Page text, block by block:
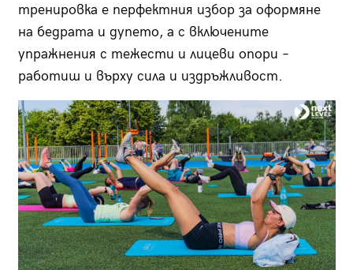
тренировка е перфектния избор за оформяне
на бедрата и дупето, а с включените
упражнения с тежести и лицеви опори –
работиш и върху сила и издръжливост.